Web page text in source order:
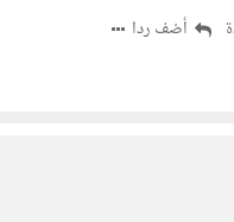
أضف ردا